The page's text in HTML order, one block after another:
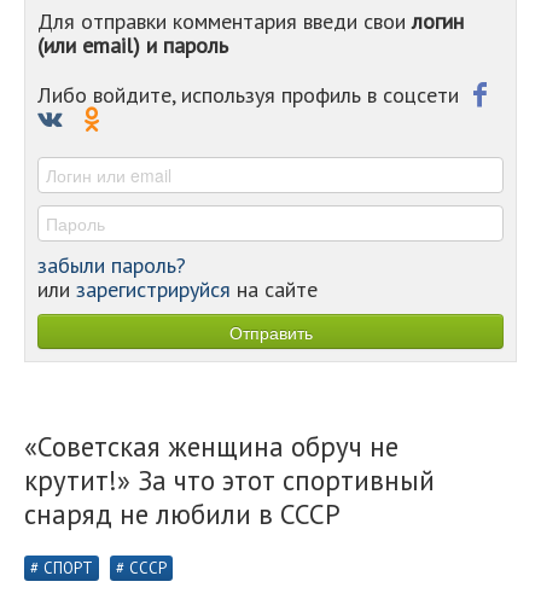
-
-
Для отправки комментария введи своилогин
(или email) и пароль
Либо войдите, используя профиль в соцсети
забыли пароль?
или зарегистрируйся на сайте
«Советская женщина обруч не
крутит!» За что этот спортивный
снаряд не любили в СССР
СПОРТ СССР